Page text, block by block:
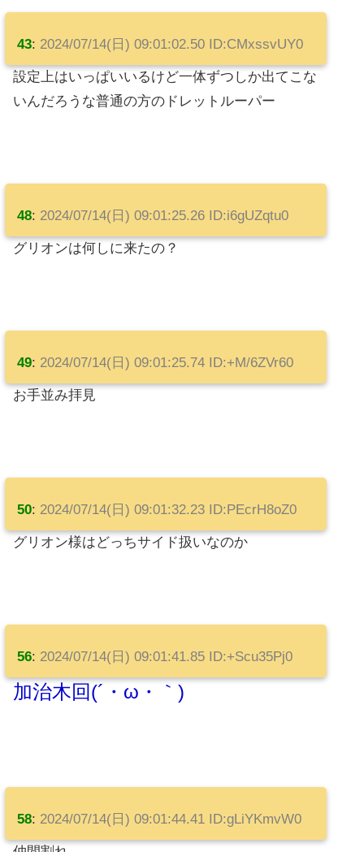
43: 2024/07/14(日) 09:01:02.50 ID:CMxssvUY0
設定上はいっぱいいるけど一体ずつしか出てこな
いんだろうな普通の方のドレットルーパー
48: 2024/07/14(日) 09:01:25.26 ID:i6gUZqtu0
グリオンは何しに来たの？
49: 2024/07/14(日) 09:01:25.74 ID:+M/6ZVr60
お手並み拝見
50: 2024/07/14(日) 09:01:32.23 ID:PEcrH8oZ0
グリオン様はどっちサイド扱いなのか
56: 2024/07/14(日) 09:01:41.85 ID:+Scu35Pj0
加治木回(´・ω・｀)
58: 2024/07/14(日) 09:01:44.41 ID:gLiYKmvW0